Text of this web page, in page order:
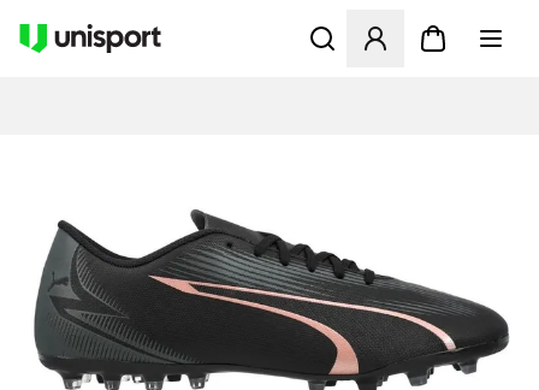
Apre una finestra modale